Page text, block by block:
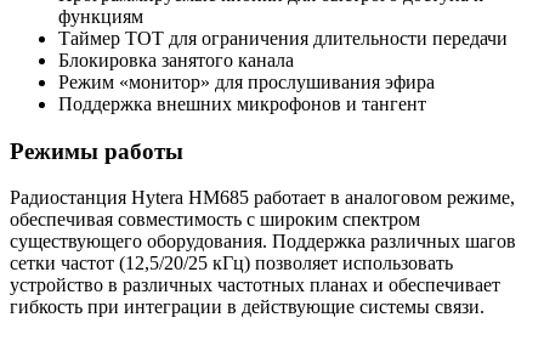
функциям
Таймер ТОТ для ограничения длительности передачи
Блокировка занятого канала
Режим «монитор» для прослушивания эфира
Поддержка внешних микрофонов и тангент
Режимы работы
Радиостанция Hytera HM685 работает в аналоговом режиме,
обеспечивая совместимость с широким спектром
существующего оборудования. Поддержка различных шагов
сетки частот (12,5/20/25 кГц) позволяет использовать
устройство в различных частотных планах и обеспечивает
гибкость при интеграции в действующие системы связи.